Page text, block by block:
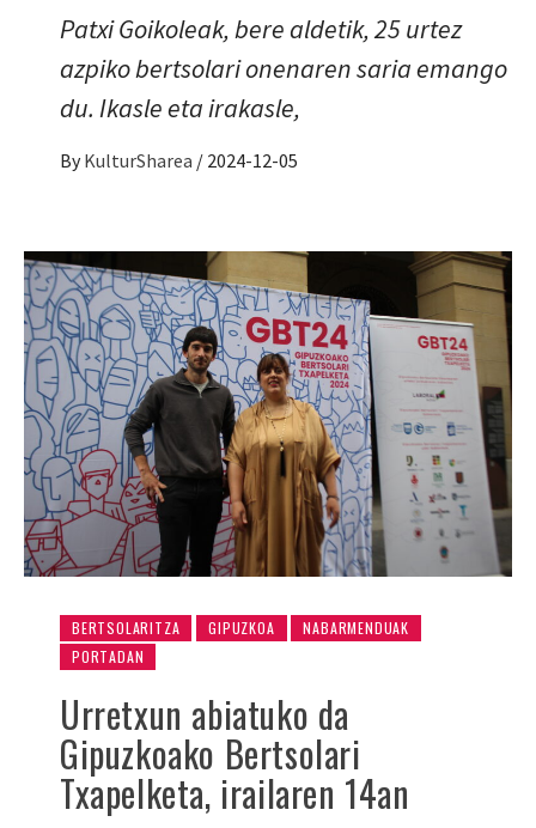
Patxi Goikoleak, bere aldetik, 25 urtez
azpiko bertsolari onenaren saria emango
du. Ikasle eta irakasle,
By KulturSharea / 2024-12-05
BERTSOLARITZA GIPUZKOA
NABARMENDUAK
PORTADAN
Urretxun abiatuko da
Gipuzkoako Bertsolari
Txapelketa, irailaren 14an